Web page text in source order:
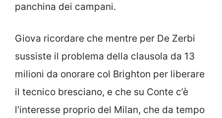
panchina dei campani.
Giova ricordare che mentre per De Zerbi
sussiste il problema della clausola da 13
milioni da onorare col Brighton per liberare
il tecnico bresciano, e che su Conte c’è
l’interesse proprio del Milan, che da tempo